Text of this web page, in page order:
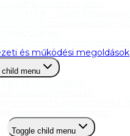
és működési megoldások
child menu
Toggle child menu